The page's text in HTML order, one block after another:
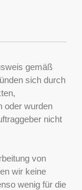
gemäß
sich durch
oder wurden
nicht
von
wir keine
wenig für die